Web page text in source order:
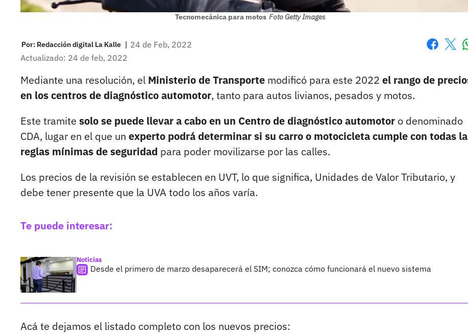
Tecnomecánica para motos Foto Getty Images
Por: Redacción digital La Kalle | 24 de Feb, 2022
Actualizado: 24 de feb, 2022
Mediante una resolución, el Ministerio de Transporte modificó para este 2022 el rango de
en los centros de diagnóstico automotor, tanto para autos livianos, pesados y motos.
Este tramite solo se puede llevar a cabo en un Centro de diagnóstico automotor o denominado
CDA, lugar en el que un experto podrá determinar si su carro o motocicleta cumple con todas
reglas mínimas de seguridad para poder movilizarse por las calles.
Los precios de la revisión se establecen en UVT, lo que significa, Unidades de Valor Tributario, y
debe tener presente que la UVA todo los años varía.
Te puede interesar:
Noticias
Desde el primero de marzo desaparecerá el SIM; conozca cómo funcionará el nuevo sistema
Acá te dejamos el listado completo con los nuevos precios: